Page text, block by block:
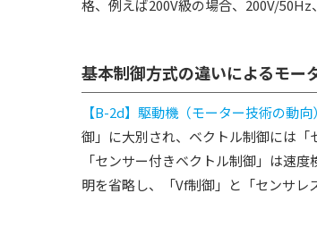
格、例えば200V級の場合、200V/
基本制御方式の違いによるモー
【B-2d】駆動機（モーター技術の動向）
御」に大別され、ベクトル制御には「
「センサー付きベクトル制御」は速
明を省略し、「Vf制御」と「センサレ